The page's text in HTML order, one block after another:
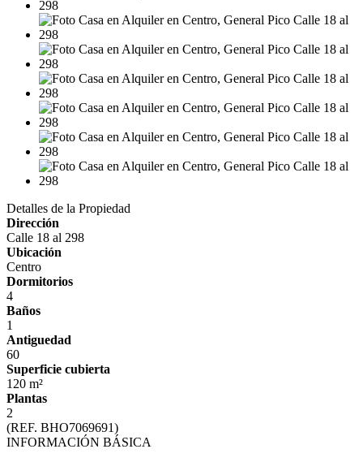
Detalles de la Propiedad
Dirección
Calle 18 al 298
Ubicación
Centro
Dormitorios
4
Baños
1
Antiguedad
60
Superficie cubierta
120 m²
Plantas
2
(REF. BHO7069691)
INFORMACIÓN BÁSICA